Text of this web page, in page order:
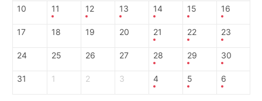
10 11 12 13 14 15 16
17 18 19 20 21 22 23
24 25 26 27 28 29 30
31 1 2 3 4 5 6